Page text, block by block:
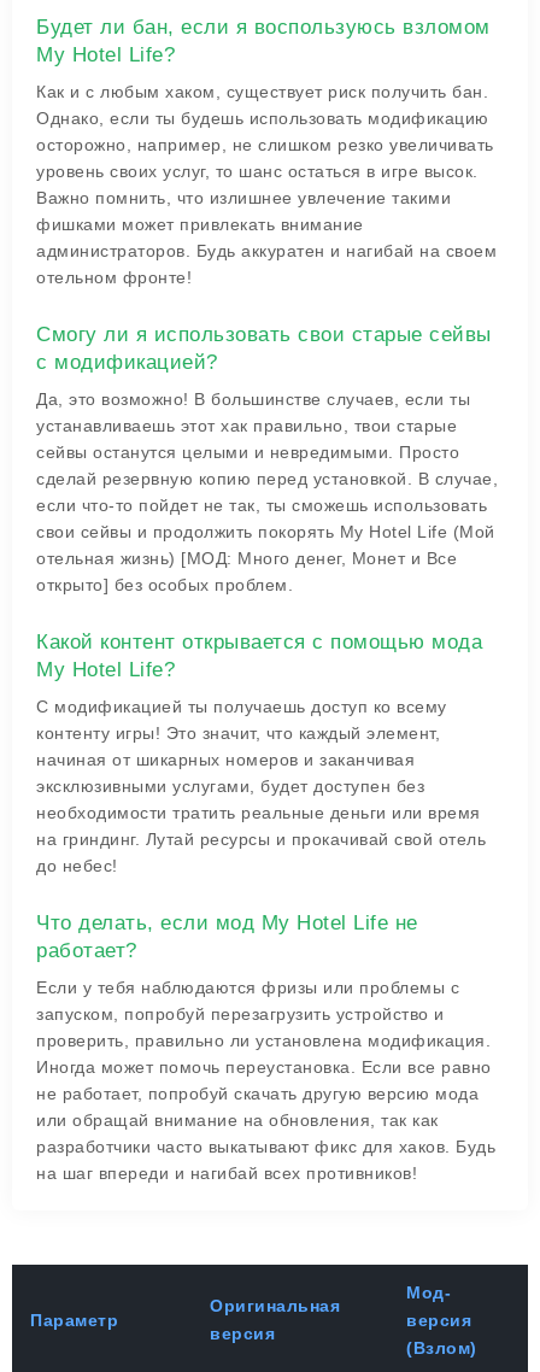
Будет ли бан, если я воспользуюсь взломом
My Hotel Life?
Как и с любым хаком, существует риск получить бан.
Однако, если ты будешь использовать модификацию
осторожно, например, не слишком резко увеличивать
уровень своих услуг, то шанс остаться в игре высок.
Важно помнить, что излишнее увлечение такими
фишками может привлекать внимание
администраторов. Будь аккуратен и нагибай на своем
отельном фронте!
Смогу ли я использовать свои старые сейвы
с модификацией?
Да, это возможно! В большинстве случаев, если ты
устанавливаешь этот хак правильно, твои старые
сейвы останутся целыми и невредимыми. Просто
сделай резервную копию перед установкой. В случае,
если что-то пойдет не так, ты сможешь использовать
свои сейвы и продолжить покорять My Hotel Life (Мой
отельная жизнь) [МОД: Много денег, Монет и Все
открыто] без особых проблем.
Какой контент открывается с помощью мода
My Hotel Life?
С модификацией ты получаешь доступ ко всему
контенту игры! Это значит, что каждый элемент,
начиная от шикарных номеров и заканчивая
эксклюзивными услугами, будет доступен без
необходимости тратить реальные деньги или время
на гриндинг. Лутай ресурсы и прокачивай свой отель
до небес!
Что делать, если мод My Hotel Life не
работает?
Если у тебя наблюдаются фризы или проблемы с
запуском, попробуй перезагрузить устройство и
проверить, правильно ли установлена модификация.
Иногда может помочь переустановка. Если все равно
не работает, попробуй скачать другую версию мода
или обращай внимание на обновления, так как
разработчики часто выкатывают фикс для хаков. Будь
на шаг впереди и нагибай всех противников!
Параметр
Оригинальная
версия
Мод-
версия
(Взлом)